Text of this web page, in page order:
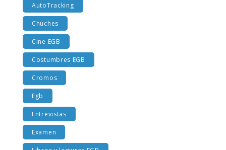
AutoTracking
Chuches
Cine EGB
Costumbres EGB
Cromos
Egb
Entrevistas
Examen